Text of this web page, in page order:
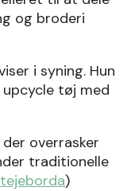
og broderi
i syning. Hun
tøj med
overrasker
traditionelle
)